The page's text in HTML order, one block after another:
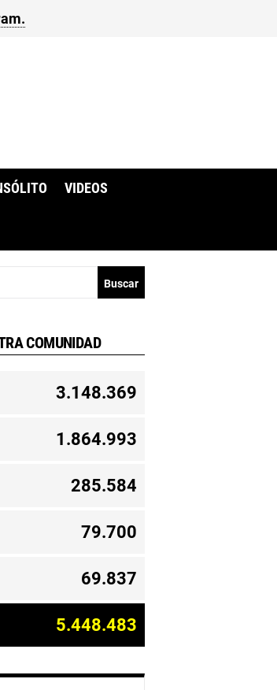
VIDEOS
COMUNIDAD
3.148.369
1.864.993
285.584
79.700
69.837
5.448.483